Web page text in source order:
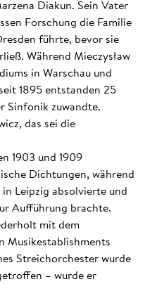
Diakun. Sein Vater
Forschung die Familie
führte, bevor sie
Während Mieczysław
in Warschau und
1895 entstanden 25
Sinfonik zuwandte.
das sei die
1903 und 1909
Dichtungen, während
Leipzig absolvierte und
Aufführung brachte.
mit dem
Musikestablishments
Streichorchester wurde
– wurde er